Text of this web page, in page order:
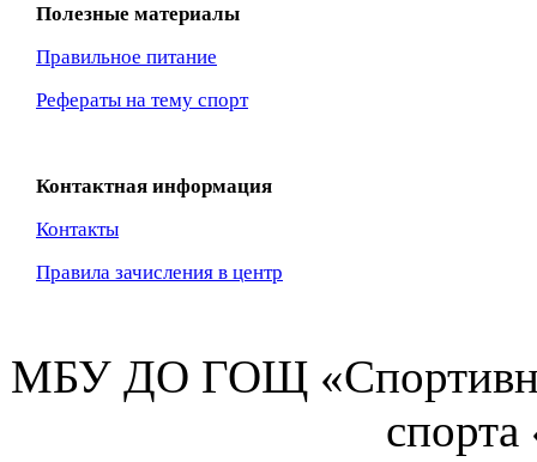
Полезные материалы
Правильное питание
Рефераты на тему спорт
Контактная информация
Контакты
Правила зачисления в центр
МБУ ДО ГОЩ